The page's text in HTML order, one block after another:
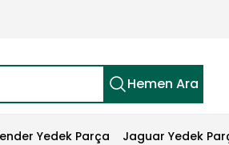
Hemen Ara
Yedek Parça Jaguar Yedek